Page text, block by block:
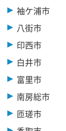
袖ケ浦市
八街市
印西市
白井市
富里市
南房総市
匝瑳市